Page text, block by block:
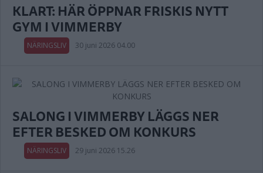
KLART: HÄR ÖPPNAR FRISKIS NYTT
GYM I VIMMERBY
NÄRINGSLIV 30 juni 2026 04.00
SALONG I VIMMERBY LÄGGS NER
EFTER BESKED OM KONKURS
NÄRINGSLIV 29 juni 2026 15.26